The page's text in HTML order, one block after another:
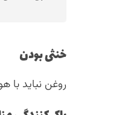
خنثی بودن
روغن نباید با